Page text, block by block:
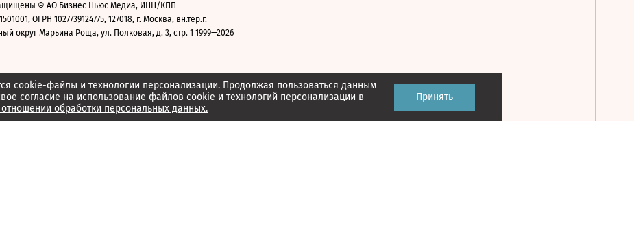
cookie-файлы и технологии персонализации. Продолжая пользоваться данным
согласие на использование файлов cookie и технологий персонализации в
обработки персональных данных.
Принять
© АО Бизнес Ньюс Медиа, ИНН/КПП
ОГРН 1027739124775, 127018, г. Москва, вн.тер.г.
округ Марьина Роща, ул. Полковая, д. 3, стр. 1 1999—2026